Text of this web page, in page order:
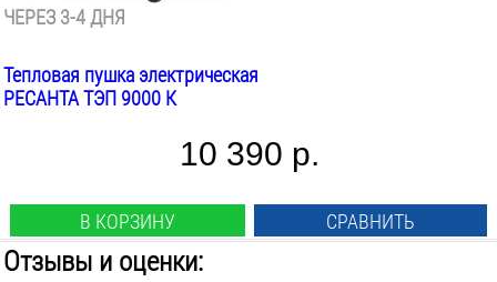
ЧЕРЕЗ 3-4 ДНЯ
Тепловая пушка электрическая
РЕСАНТА ТЭП 9000 К
10 390 р.
В КОРЗИНУ СРАВНИТЬ
Отзывы и оценки: